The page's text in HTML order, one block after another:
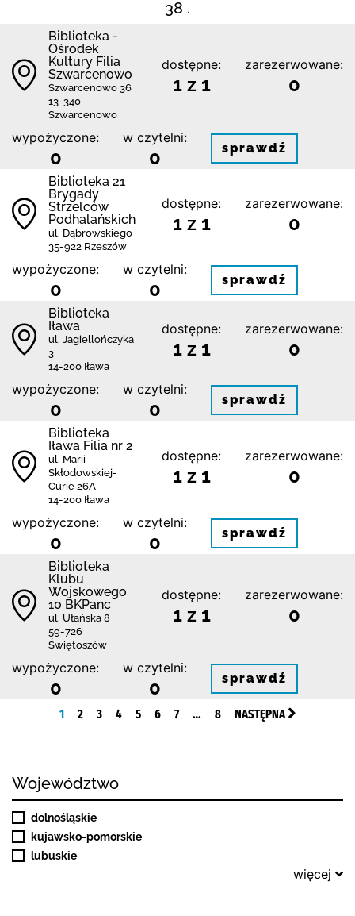
38 .
Biblioteka -
Ośrodek
Kultury Filia
Szwarcenowo
Szwarcenowo 36
13-340
Szwarcenowo
dostępne:
1 z 1
zarezerwowane:
0
wypożyczone:
0
w czytelni:
0 sprawdź
Biblioteka 21
Brygady
Strzelców
Podhalańskich
ul. Dąbrowskiego
35-922 Rzeszów
dostępne:
1 z 1
zarezerwowane:
0
wypożyczone:
0
w czytelni:
0 sprawdź
Biblioteka
Iława
ul. Jagiellończyka
3
14-200 Iława
dostępne:
1 z 1
zarezerwowane:
0
wypożyczone:
0
w czytelni:
0 sprawdź
Biblioteka
Iława Filia nr 2
ul. Marii
Skłodowskiej-
Curie 26A
14-200 Iława
dostępne:
1 z 1
zarezerwowane:
0
wypożyczone:
0
w czytelni:
0 sprawdź
Biblioteka
Klubu
Wojskowego
10 BKPanc
ul. Ułańska 8
59-726
Świętoszów
dostępne:
1 z 1
zarezerwowane:
0
wypożyczone:
0
w czytelni:
0 sprawdź
1 2 3 4 5 6 7 … 8 NASTĘPNA
Województwo
dolnośląskie
kujawsko-pomorskie
lubuskie
więcej